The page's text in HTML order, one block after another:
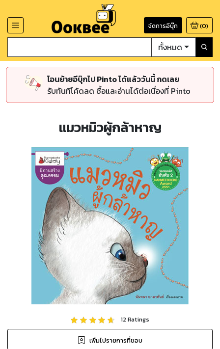
จัดการอีบุ๊ก (0)
ทั้งหมด
โอนย้ายอีบุ๊กไป Pinto ได้แล้ววันนี้ กดเลย
รับทันทีโค้ดลด ซื้อและอ่านได้ต่อเนื่องที่ Pinto
แมวหมิวผู้กล้าหาญ
12Ratings
เพิ่มไปรายการที่ชอบ